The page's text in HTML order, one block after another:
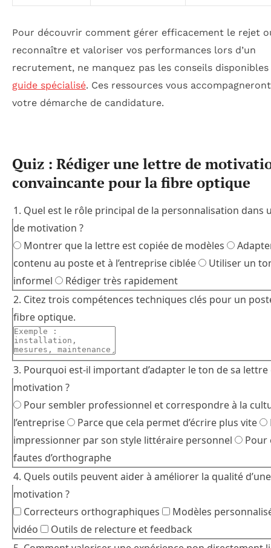
Pour découvrir comment gérer efficacement le rejet
reconnaître et valoriser vos performances lors d’un
recrutement, ne manquez pas les conseils
guide spécialisé. Ces ressources vous
votre démarche de candidature.
Quiz : Rédiger une lettre de
convaincante pour la fibre optique
1. Quel est le rôle principal de la personnalisation dans
de motivation ?
Montrer que la lettre est copiée de modèles
contenu au poste et à l’entreprise ciblée
Utiliser un
informel
Rédiger très rapidement
2. Citez trois compétences techniques clés pour un
fibre optique.
3. Pourquoi est-il important d’adapter le ton de sa lettre
motivation ?
Pour sembler professionnel et correspondre à la
l’entreprise
Parce que cela permet d’écrire plus vite
impressionner par son style littéraire personnel
Pour
fautes d’orthographe
4. Quels outils peuvent aider à améliorer la qualité
motivation ?
Correcteurs orthographiques
Modèles
vidéo
Outils de relecture et feedback